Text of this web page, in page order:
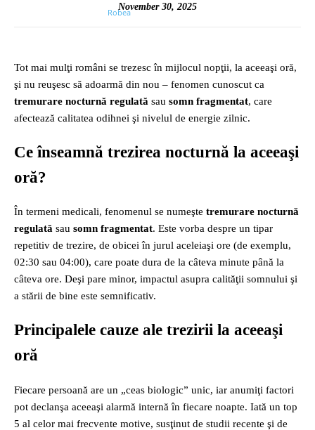
November 30, 2025
Tot mai mulţi români se trezesc în mijlocul nopţii, la aceeaşi oră,
şi nu reuşesc să adoarmă din nou – fenomen cunoscut ca
tremurare nocturnă regulată sau somn fragmentat, care
afectează calitatea odihnei şi nivelul de energie zilnic.
Ce înseamnă trezirea nocturnă la aceeaşi
oră?
În termeni medicali, fenomenul se numeşte tremurare nocturnă
regulată sau somn fragmentat. Este vorba despre un tipar
repetitiv de trezire, de obicei în jurul aceleiaşi ore (de exemplu,
02:30 sau 04:00), care poate dura de la câteva minute până la
câteva ore. Deşi pare minor, impactul asupra calităţii somnului şi
a stării de bine este semnificativ.
Principalele cauze ale trezirii la aceeaşi
oră
Fiecare persoană are un „ceas biologic” unic, iar anumiţi factori
pot declanşa aceeaşi alarmă internă în fiecare noapte. Iată un top
5 al celor mai frecvente motive, susţinut de studii recente şi de